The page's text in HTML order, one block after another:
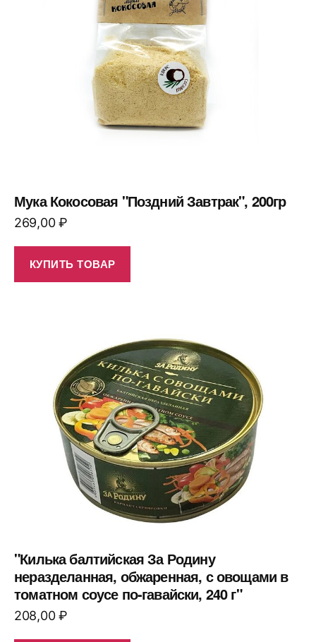
Мука Кокосовая "Поздний Завтрак", 200гр
269,00₽
КУПИТЬ ТОВАР
"Килька балтийская За Родину
неразделанная, обжаренная, с овощами в
томатном соусе по-гавайски, 240 г"
208,00₽